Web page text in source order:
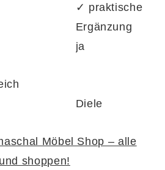
Durch Risse, Astlöcher
wird jedes
echten Unikat
✓ praktische
Ergänzung
ja
Diele
Möbel Shop – alle
shoppen!